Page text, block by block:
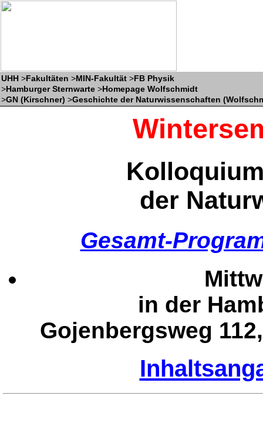
UHH >Fakultäten >MIN-Fakultät >FB Physik
>Hamburger Sternwarte >Homepage Wolfschmidt
>GN (Kirschner) >Geschichte der Naturwissenschaften
der
Gesamt-
in der
Gojenbergsweg